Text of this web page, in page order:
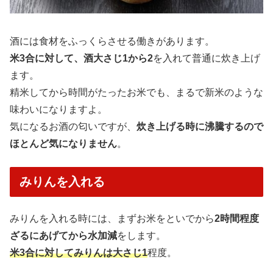
酒には食材をふっくらさせる働きがあります。
米3合に対して、酒大さじ1から2を入れて普通に炊き上げ
ます。
精米してから時間がたったお米でも、まるで新米のような
味わいになりますよ。
気になるお酒の匂いですが、 炊き上げる時に沸騰するので
ほとんど気になりません。
みりんを入れる
みりんを入れる時には、まずお米をといでから2時間程度
ざるにあげてから水加減をします。
米3合に対してみりんは大さじ1程度。